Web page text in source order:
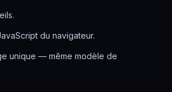
du navigateur.
unique — même modèle de